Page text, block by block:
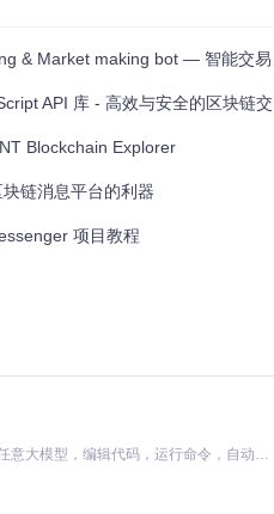
。
置文件。
making bot — 智能交易与市场制造的未来
API 库 - 高效与安全的区块链交互工具
Blockchain Explorer
链消息平台的利器
项目教程
Claude Code 的开源替代方案。连接任意大模型，编辑代码，运行命令，自动验证 — 全自动执行。用 Rust 构建，极致性能。 ｜ An open-source alternative to Claude Code. Connect any LLM, edit code, run commands, and verify changes — autonomously. Built in Rust for speed. Get Started